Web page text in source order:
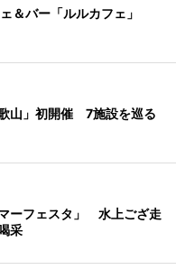
＆バー「ルルカフェ」
山」初開催 7施設を巡る
ーフェスタ」 水上ござ走
采